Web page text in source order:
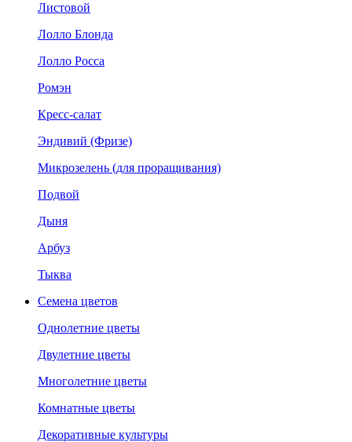
Листовой
Лолло Блонда
Лолло Росса
Ромэн
Кресс-салат
Эндивий (Фризе)
Микрозелень (для проращивания)
Подвой
Дыня
Арбуз
Тыква
Семена цветов
Однолетние цветы
Двулетние цветы
Многолетние цветы
Комнатные цветы
Декоративные культуры